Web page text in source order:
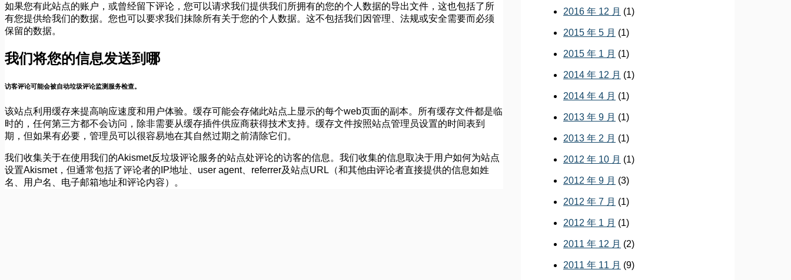
如果您有此站点的账户，或曾经留下评论，您可以请求我们提供我们所拥有的您的个人数据的导出文件，这也包括了所
有您提供给我们的数据。您也可以要求我们抹除所有关于您的个人数据。这不包括我们因管理、法规或安全需要而必须
保留的数据。
我们将您的信息发送到哪
访客评论可能会被自动垃圾评论监测服务检查。
该站点利用缓存来提高响应速度和用户体验。缓存可能会存储此站点上显示的每个web页面的副本。所有缓存文件都是临
时的，任何第三方都不会访问，除非需要从缓存插件供应商获得技术支持。缓存文件按照站点管理员设置的时间表到
期，但如果有必要，管理员可以很容易地在其自然过期之前清除它们。
我们收集关于在使用我们的Akismet反垃圾评论服务的站点处评论的访客的信息。我们收集的信息取决于用户如何为站点
设置Akismet，但通常包括了评论者的IP地址、user agent、referrer及站点URL（和其他由评论者直接提供的信息如姓
名、用户名、电子邮箱地址和评论内容）。
2016 年 12 月 (1)
2015 年 5 月 (1)
2015 年 1 月 (1)
2014 年 12 月 (1)
2014 年 4 月 (1)
2013 年 9 月 (1)
2013 年 2 月 (1)
2012 年 10 月 (1)
2012 年 9 月 (3)
2012 年 7 月 (1)
2012 年 1 月 (1)
2011 年 12 月 (2)
2011 年 11 月 (9)